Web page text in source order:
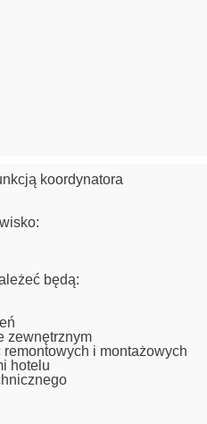
koordynatora
będą:
zewnętrznym
i montażowych
hotelu